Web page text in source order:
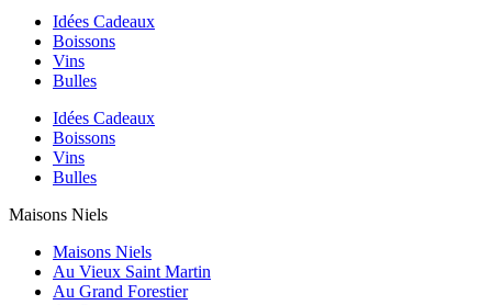
Idées Cadeaux
Boissons
Vins
Bulles
Idées Cadeaux
Boissons
Vins
Bulles
Maisons Niels
Maisons Niels
Au Vieux Saint Martin
Au Grand Forestier